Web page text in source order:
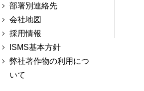
部署別連絡先
会社地図
採用情報
ISMS基本方針
弊社著作物の利用につ
いて